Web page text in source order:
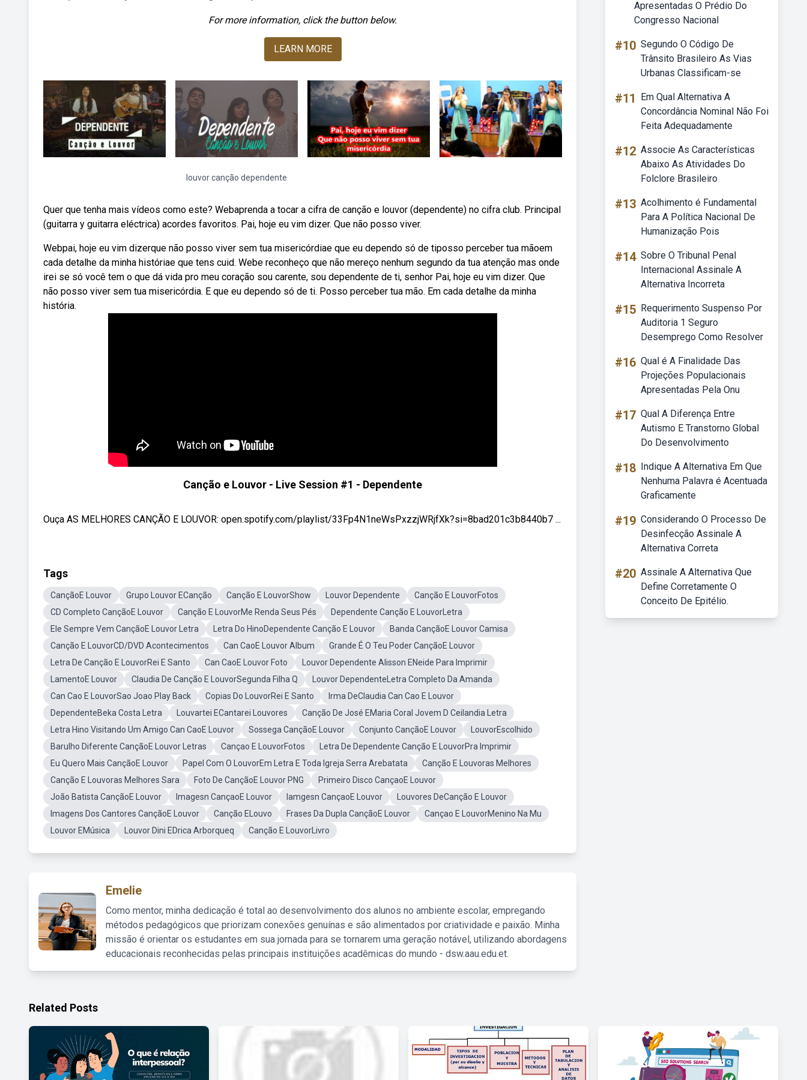
For more information, click the button below.
LEARN MORE
louvor canção dependente
Quer que tenha mais vídeos como este? Webaprenda a tocar a cifra de canção e louvor (dependente) no cifra club. Principal
(guitarra y guitarra eléctrica) acordes favoritos. Pai, hoje eu vim dizer. Que não posso viver.
Webpai, hoje eu vim dizerque não posso viver sem tua misericórdiae que eu dependo só de tiposso perceber tua mãoem
cada detalhe da minha históriae que tens cuid. Webe reconheço que não mereço nenhum segundo da tua atenção mas onde
irei se só você tem o que dá vida pro meu coração sou carente, sou dependente de ti, senhor Pai, hoje eu vim dizer. Que
não posso viver sem tua misericórdia. E que eu dependo só de ti. Posso perceber tua mão. Em cada detalhe da minha
história.
Canção e Louvor - Live Session #1 - Dependente
Ouça AS MELHORES CANÇÃO E LOUVOR: open.spotify.com/playlist/33Fp4N1neWsPxzzjWRjfXk?si=8bad201c3b8440b7 ...
Tags
CançãoE Louvor Grupo Louvor ECanção Canção E LouvorShow Louvor Dependente
Canção E LouvorFotos
CD Completo CançãoE Louvor
Canção E LouvorMe Renda Seus Pés
Dependente Canção E LouvorLetra
Ele Sempre Vem CançãoE Louvor Letra
Letra Do HinoDependente Canção E Louvor
Banda CançãoE Louvor Camisa
Canção E LouvorCD/DVD Acontecimentos
Can CaoE Louvor Album
Grande É O Teu Poder CançãoE Louvor
Letra De Canção E LouvorRei E Santo
Can CaoE Louvor Foto
Louvor Dependente Alisson ENeide Para Imprimir
LamentoE Louvor
Claudia De Canção E LouvorSegunda Filha Q
Louvor DependenteLetra Completo Da Amanda
Can Cao E LouvorSao Joao Play Back
Copias Do LouvorRei E Santo
Irma DeClaudia Can Cao E Louvor
DependenteBeka Costa Letra
Louvartei ECantarei Louvores
Canção De José EMaria Coral Jovem D Ceilandia Letra
Letra Hino Visitando Um Amigo Can CaoE Louvor
Sossega CançãoE Louvor Conjunto CançãoE Louvor
LouvorEscolhido
Barulho Diferente CançãoE Louvor Letras
Cançao E LouvorFotos
Letra De Dependente Canção E LouvorPra Imprimir
Eu Quero Mais CançãoE Louvor
Papel Com O LouvorEm Letra E Toda Igreja Serra Arebatata
Canção E Louvoras Melhores
Canção E Louvoras Melhores Sara
Foto De CançãoE Louvor PNG
Primeiro Disco CançaoE Louvor
João Batista CançãoE Louvor
Imagesn CançaoE Louvor Iamgesn CançaoE Louvor
Louvores DeCanção E Louvor
Imagens Dos Cantores CançãoE Louvor
Canção ELouvo Frases Da Dupla CançãoE Louvor
Cançao E LouvorMenino Na Mu
Louvor EMúsica
Louvor Dini EDrica Arborqueq Canção E LouvorLivro
Emelie
Como mentor, minha dedicação é total ao desenvolvimento dos alunos no ambiente escolar, empregando
métodos pedagógicos que priorizam conexões genuínas e são alimentados por criatividade e paixão. Minha
missão é orientar os estudantes em sua jornada para se tornarem uma geração notável, utilizando abordagens
educacionais reconhecidas pelas principais instituições acadêmicas do mundo - dsw.aau.edu.et.
Apresentadas O Prédio Do
Congresso Nacional
#10 Segundo O Código De
Trânsito Brasileiro As Vias
Urbanas Classificam-se
#11
Em Qual Alternativa A
Concordância Nominal Não Foi
Feita Adequadamente
#12 Associe As Características
Abaixo As Atividades Do
Folclore Brasileiro
#13 Acolhimento é Fundamental
Para A Política Nacional De
Humanização Pois
#14 Sobre O Tribunal Penal
Internacional Assinale A
Alternativa Incorreta
#15 Requerimento Suspenso Por
Auditoria 1 Seguro
Desemprego Como Resolver
#16 Qual é A Finalidade Das
Projeções Populacionais
Apresentadas Pela Onu
#17 Qual A Diferença Entre
Autismo E Transtorno Global
Do Desenvolvimento
#18 Indique A Alternativa Em Que
Nenhuma Palavra é Acentuada
Graficamente
#19 Considerando O Processo De
Desinfecção Assinale A
Alternativa Correta
#20 Assinale A Alternativa Que
Define Corretamente O
Conceito De Epitélio.
Related Posts